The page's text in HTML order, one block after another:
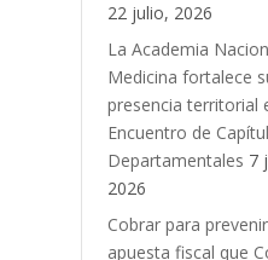
22 julio, 2026
La Academia
Medicina fortalece
presencia territorial
Encuentro de
Departamentales 7
2026
Cobrar para
apuesta fiscal que